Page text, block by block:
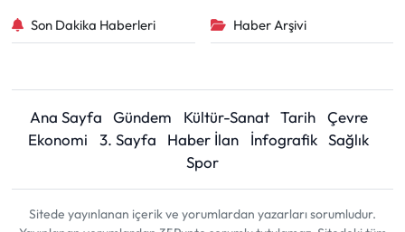
Son Dakika Haberleri Haber Arşivi
Ana Sayfa Gündem Kültür-Sanat Tarih
Çevre
Ekonomi
3. Sayfa Haber İlan İnfografik Sağlık
Spor
Sitede yayınlanan içerik ve yorumlardan yazarları sorumludur.